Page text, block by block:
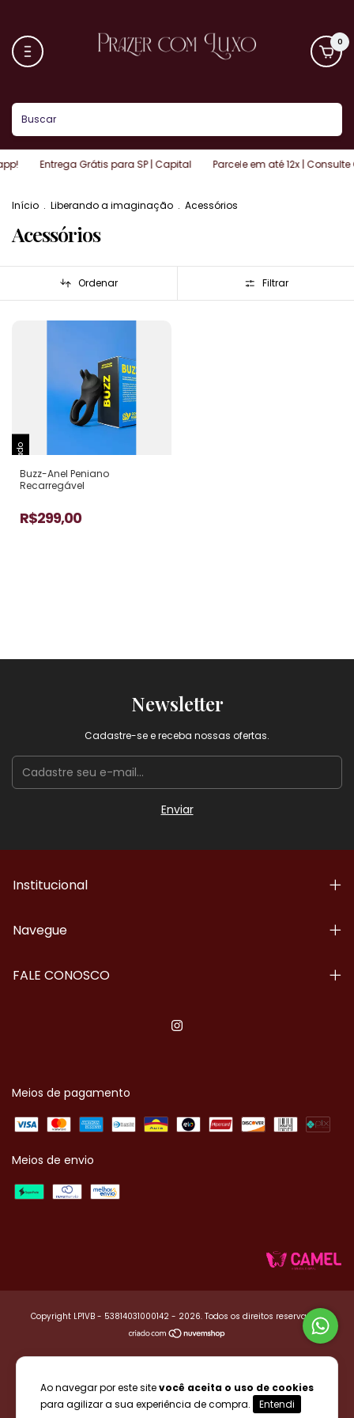
0
Entrega Grátis para SP | Capital Parcele em até 12x |
Ao navegar por este sitevocê aceita o uso de cookies
para agilizar a sua experiência de compra.
Entendi
Início . Liberando a imaginação . Acessórios
Acessórios
Ordenar Filtrar
EsgotadoBuzz-Anel Peniano
Recarregável
R$299,00
Newsletter
Cadastre-se e receba nossas ofertas.
Institucional
Navegue
FALE CONOSCO
Meios de pagamento
Meios de envio
Copyright LP1VB - 53814031000142 - 2026. Todos os direitos reservados.